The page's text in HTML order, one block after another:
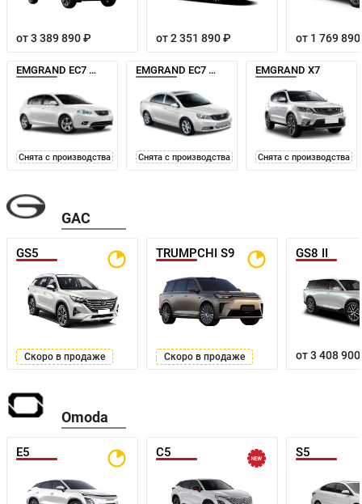
от 3 389 890 ₽ от 2 351 890 ₽ от 1 769
EMGRAND EC7 ХЭТЧБЕК
Снята с производства
EMGRAND EC7 СЕДАН
Снята с производства
EMGRAND X7
Снята с производства
GAC
GS5
Скоро в продаже
TRUMPCHI S9
Скоро в продаже
GS8 II
от 3 408
Omoda
E5 C5 S5